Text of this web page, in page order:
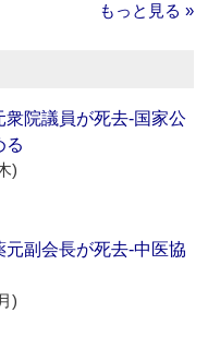
もっと見る »
衆院議員が死去‐国家公
る
)
元副会長が死去‐中医協
)